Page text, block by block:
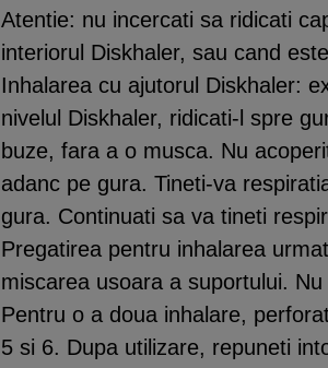
Atentie: nu incercati sa ridicati
interiorul Diskhaler, sau cand
Inhalarea cu ajutorul Diskhaler:
nivelul Diskhaler, ridicati-l spre
buze, fara a o musca. Nu
adanc pe gura. Tineti-va
gura. Continuati sa va tineti
Pregatirea pentru inhalarea
miscarea usoara a suportului.
Pentru o a doua inhalare,
5 si 6. Dupa utilizare, repuneti